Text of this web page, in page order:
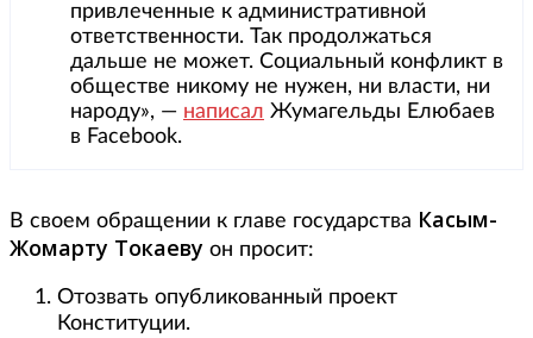
привлеченные к административной
ответственности. Так продолжаться
дальше не может. Социальный конфликт в
обществе никому не нужен, ни власти, ни
народу», — написал Жумагельды Елюбаев
в Facebook.
В своем обращении к главе государства Касым-
Жомарту Токаеву он просит:
Отозвать опубликованный проект
Конституции.